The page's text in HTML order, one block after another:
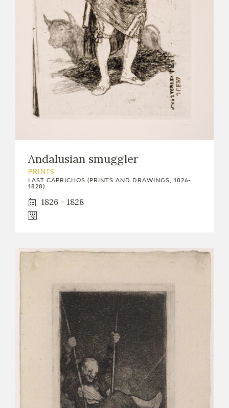
Andalusian smuggler
PRINTS
LAST CAPRICHOS (PRINTS AND DRAWINGS, 1826-
1828)
1826 - 1828